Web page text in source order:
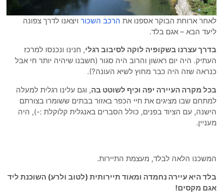
ארוחת הבוקר אספנו את הרכב השכורויצאנו לדרך צפונה
הבא – אגם בלד.
עצרנו בשקופיה לוקה לסיבוב רגלי, חנינו ונכנסו למרכז
היה יום ראשון והרוב היה סגור (חשבנו שיהיה יותר חי אבל
שזה היה כבר מחוץ לשיא העונה?).
מקרה העיירה יפה וכיף לשוטט בה, וגם עלינו רגלית למעלה
שבו מציגים את חיי הכפר באזור בבתים ששומרו בצורתם
עם הציוד בפנים, כולל הסברים באנגלית קלוקלת :-), היה
הלאה לבלד, מעצמת התיירות.
היא עיירה נחמדה ומאוד תיירותית (לטוב ולרע) השוכנת ליד
מקסים!